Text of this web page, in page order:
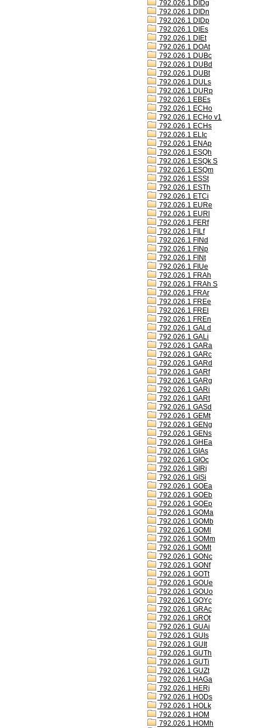
792.026.1 DIDg
792.026.1 DIDn
792.026.1 DIDp
792.026.1 DIEs
792.026.1 DIEt
792.026.1 DOAt
792.026.1 DUBc
792.026.1 DUBd
792.026.1 DUBt
792.026.1 DULs
792.026.1 DURp
792.026.1 EBEs
792.026.1 ECHo
792.026.1 ECHo v1
792.026.1 ECHs
792.026.1 ELIc
792.026.1 ENAp
792.026.1 ESQh
792.026.1 ESQk S
792.026.1 ESQm
792.026.1 ESSt
792.026.1 ESTh
792.026.1 ETCi
792.026.1 EURe
792.026.1 EURl
792.026.1 FERf
792.026.1 FILf
792.026.1 FINd
792.026.1 FINp
792.026.1 FINt
792.026.1 FIUe
792.026.1 FRAh
792.026.1 FRAh S
792.026.1 FRAr
792.026.1 FREe
792.026.1 FREl
792.026.1 FREn
792.026.1 GALd
792.026.1 GALi
792.026.1 GARa
792.026.1 GARc
792.026.1 GARd
792.026.1 GARf
792.026.1 GARg
792.026.1 GARi
792.026.1 GARt
792.026.1 GASd
792.026.1 GEMt
792.026.1 GENg
792.026.1 GENs
792.026.1 GHEa
792.026.1 GIAs
792.026.1 GIOc
792.026.1 GIRj
792.026.1 GISi
792.026.1 GOEa
792.026.1 GOEb
792.026.1 GOEp
792.026.1 GOMa
792.026.1 GOMb
792.026.1 GOMl
792.026.1 GOMm
792.026.1 GOMt
792.026.1 GONc
792.026.1 GONf
792.026.1 GOTt
792.026.1 GOUe
792.026.1 GOUo
792.026.1 GOYc
792.026.1 GRAc
792.026.1 GROt
792.026.1 GUAi
792.026.1 GUIs
792.026.1 GUIt
792.026.1 GUTh
792.026.1 GUTi
792.026.1 GUZt
792.026.1 HAGa
792.026.1 HERj
792.026.1 HODs
792.026.1 HOLk
792.026.1 HOM
792.026.1 HOMh